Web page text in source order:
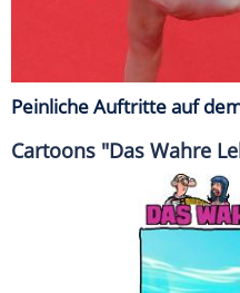
Peinliche Auftritte auf
Cartoons "Das Wahre